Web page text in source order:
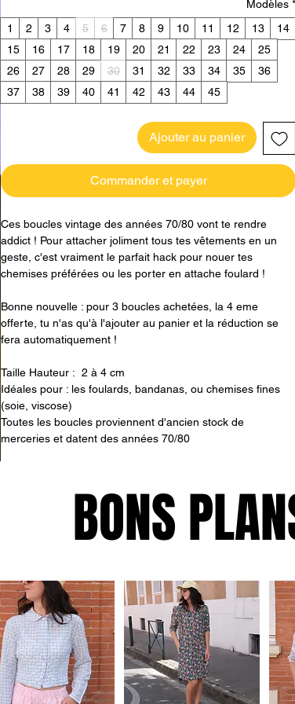
Modèles *
1
2 3 4 5 6 7 8 9 10 11 12 13
14
15
16 17 18 19 20 21 22 23 24
25
26
27 28 29 30 31 32 33 34 35
36
37
38 39 40 41 42 43 44 45
Ajouter au panier
Commander et payer
Ces boucles vintage des années 70/80 vont te rendre
addict ! Pour attacher joliment tous tes vêtements en un
geste, c'est vraiment le parfait hack pour nouer tes
chemises préférées ou les porter en attache foulard !
Bonne nouvelle : pour 3 boucles achetées, la 4 eme
offerte, tu n'as qu'à l'ajouter au panier et la réduction se
fera automatiquement !
Taille Hauteur : 2 à 4 cm
Idéales pour : les foulards, bandanas, ou chemises fines
(soie, viscose)
Toutes les boucles proviennent d'ancien stock de
merceries et datent des années 70/80
BONS